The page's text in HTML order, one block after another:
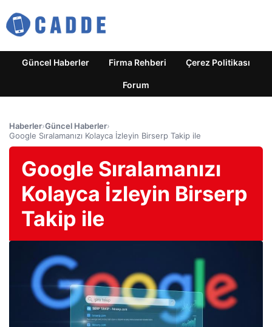
Güncel Haberler Firma Rehberi Çerez Politikası
Forum
Haberler›Güncel Haberler›
Google Sıralamanızı Kolayca İzleyin Birserp Takip ile
Google Sıralamanızı
Kolayca İzleyin Birserp
Takip ile